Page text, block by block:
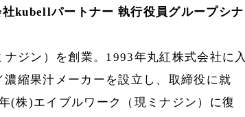
kubellパートナー 執行役員グループシナ
ジン）を創業。1993年丸紅株式会社に入
縮果汁メーカーを設立し、取締役に就
(株)エイブルワーク（現ミナジン）に復